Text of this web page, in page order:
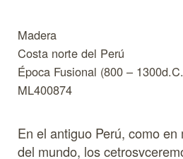
Madera
Costa norte del Perú
Época Fusional (800 –
ML400874
En el antiguo Perú, como
del mundo, los